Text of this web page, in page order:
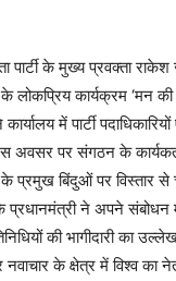
पार्टी के मुख्य प्रवक्ता
लोकप्रिय कार्यक्रम ‘मन
में पार्टी
अवसर पर संगठन के
प्रमुख बिंदुओं पर विस्तार से
ने अपने संबोधन
की भागीदारी का
के क्षेत्र में विश्व का